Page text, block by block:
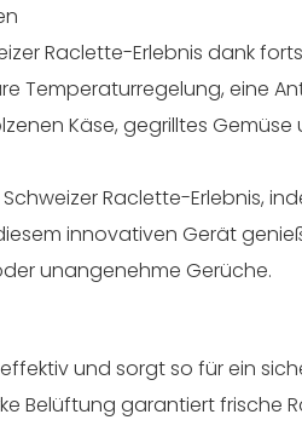
Raclette-Erlebnis dank
Temperaturregelung, eine
Käse, gegrilltes
Raclette-Erlebnis,
innovativen Gerät
unangenehme Gerüche.
und sorgt so für ein
Belüftung garantiert frische